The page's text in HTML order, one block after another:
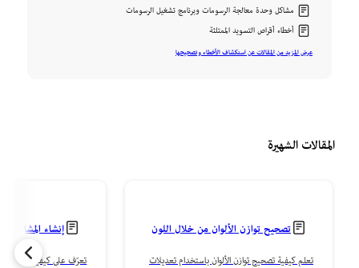
مشاكل وحدة معالجة الرسومات وبرنامج تشغيل الرسومات
أخطاء أقراص التسويد الممتلئة
عرض المزيد من المقالات عن استكشاف الأخطاء وتصحيحها
المقالات الشهيرة
تصحيح توازن الألوان من خلال اللون
تعلم كيفية تصحيح توازن الألوان باستخدام تعديلات
إنشاء المشاريع